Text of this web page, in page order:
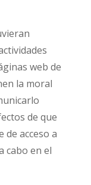
web de
la moral
de que
de acceso a
cabo en el